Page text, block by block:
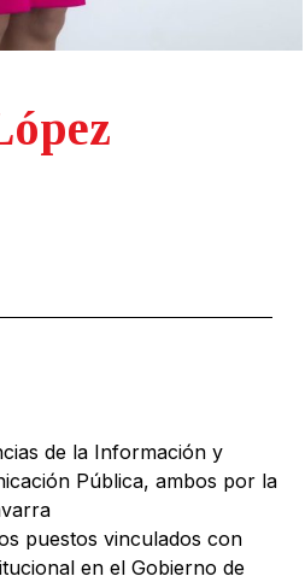
de la Información y
Pública, ambos por la
puestos vinculados con
en el Gobierno de